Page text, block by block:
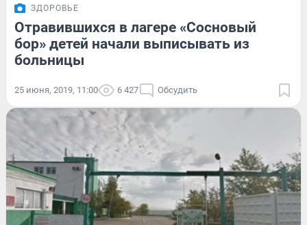
ЗДОРОВЬЕ
Отравившихся в лагере «Сосновый
бор» детей начали выписывать из
больницы
25 июня, 2019, 11:00 6 427 Обсудить